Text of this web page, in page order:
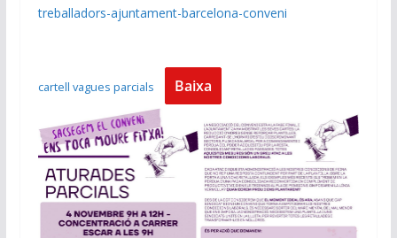
treballadors-ajuntament-barcelona-conveni
cartell vagues parcials Baixa